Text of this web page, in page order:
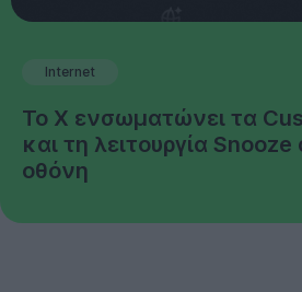
Internet
Το X ενσωματώνει τα
και τη λειτουργία
οθόνη